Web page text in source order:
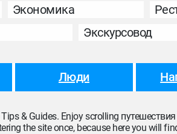
Экономика
Экскурсовод
Люди
& Guides. Enjoy scrolling
the site once, because here you